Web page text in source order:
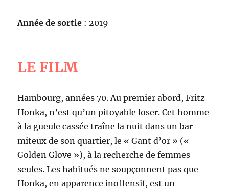
Année de sortie : 2019
LE FILM
Hambourg, années 70. Au premier abord, Fritz
Honka, n’est qu’un pitoyable loser. Cet homme
à la gueule cassée traîne la nuit dans un bar
miteux de son quartier, le « Gant d’or » («
Golden Glove »), à la recherche de femmes
seules. Les habitués ne soupçonnent pas que
Honka, en apparence inoffensif, est un